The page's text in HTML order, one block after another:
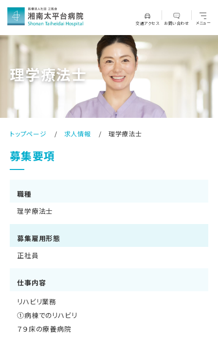
交通アクセス お問い合わせ メニュー
理学療法士
トップページ 求人情報 理学療法士
募集要項
職種
理学療法士
募集雇用形態
正社員
仕事内容
リハビリ業務
①病棟でのリハビリ
７９床の療養病院